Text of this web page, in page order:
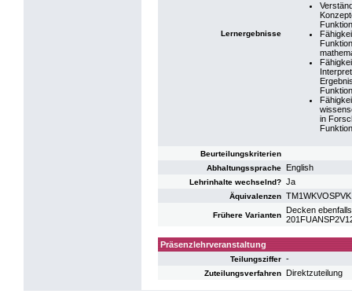
Lernergebnisse
in
Beurteilungskriterien
Abhaltungssprache
English
Lehrinhalte wechselnd? Ja
Äquivalenzen
Frühere Varianten
Decken
Präsenzlehrveranstaltung
Teilungsziffer -
Zuteilungsverfahren Direktzuteilung